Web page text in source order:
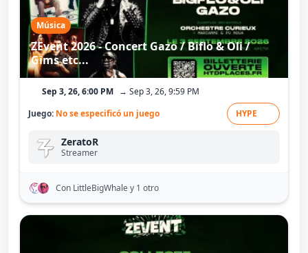
Música
ZEvent 2026 - Concert Gazo / Biflo & Oli /
Gims etc...
Sep 3, 26, 6:00 PM → Sep 3, 26, 9:59 PM
Juego: No se especificó un juego HYPE
ZeratoR
Streamer
Con LittleBigWhaley 1 otro